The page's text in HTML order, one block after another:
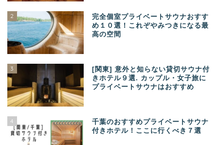
2
完全個室プライベートサウナおすす
め１０選！これぞやみつきになる最
高の空間
3
[関東] 意外と知らない貸切サウナ付
きホテル９選. カップル・女子旅に
プライベートサウナはおすすめ
4
千葉のおすすめプライベートサウナ
付きホテル！ここに行くべき７選